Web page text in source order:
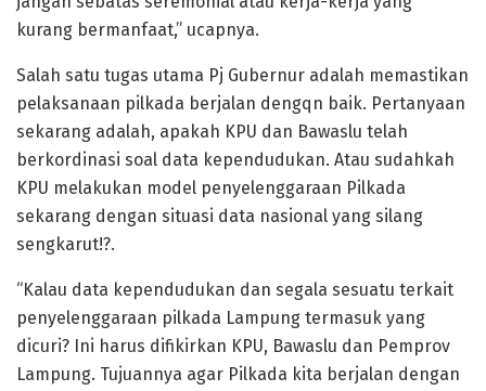
kurang bermanfaat,” ucapnya.
Salah satu tugas utama Pj Gubernur adalah memastikan
pelaksanaan pilkada berjalan dengqn baik. Pertanyaan
sekarang adalah, apakah KPU dan Bawaslu telah
berkordinasi soal data kependudukan. Atau sudahkah
KPU melakukan model penyelenggaraan Pilkada
sekarang dengan situasi data nasional yang silang
sengkarut!?.
“Kalau data kependudukan dan segala sesuatu terkait
penyelenggaraan pilkada Lampung termasuk yang
dicuri? Ini harus difikirkan KPU, Bawaslu dan Pemprov
Lampung. Tujuannya agar Pilkada kita berjalan dengan